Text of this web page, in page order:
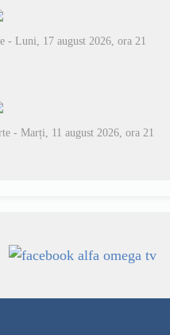
- Luni, 17 august 2026, ora 21
- Marți, 11 august 2026, ora 21